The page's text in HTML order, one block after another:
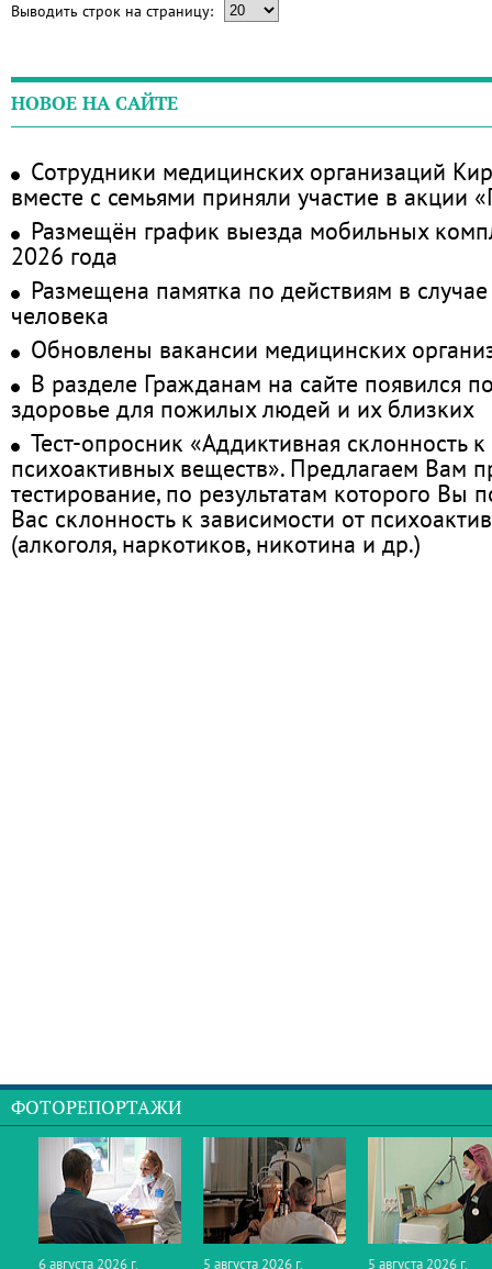
Выводить строк на страницу:
НОВОЕ НА САЙТЕ
Сотрудники медицинских организаций
вместе с семьями приняли участие в акции
Размещён график выезда мобильных
2026 года
Размещена памятка по действиям в
человека
Обновлены вакансии медицинских
В разделе Гражданам на сайте появился
здоровье для пожилых людей и их близких
Тест-опросник «Аддиктивная склонность
психоактивных веществ». Предлагаем Вам
тестирование, по результатам которого Вы
Вас склонность к зависимости от
(алкоголя, наркотиков, никотина и др.)
ФОТОРЕПОРТАЖИ
6 августа 2026 г. 5 августа 2026 г. 5 августа 2026 г.